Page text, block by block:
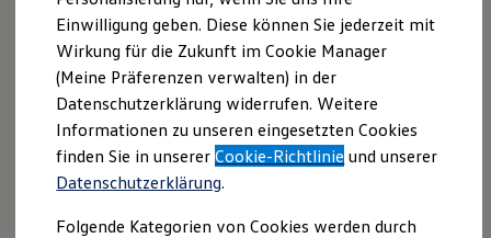
Groß- und Sonderkunden
Großkunden
Kommunen & Behörden
Journalisten
Sportvereine
Branchenlösungen
Bau & Handwerk
Gewerbliche Personenbeförderung
Service & mobile Werkstätten
Kurier, Logistik & Handel
Kühlfahrzeuge
Was wir für eine
saubere e-Mobilität
tun
Maßnahmen vonVolkswagen
Zum jetzigen Zeitpunkt können wir noch nicht zu 100
Einwilligung geben. Diese können Sie jederzeit mit
Wirkung für die Zukunft im Cookie Manager
(Meine Präferenzen verwalten) in der
Datenschutzerklärung widerrufen. Weitere
Informationen zu unseren eingesetzten Cookies
finden Sie in unsererCookie-Richtlinie und unserer
Datenschutzerklärung.
Folgende Kategorien von Cookies werden durch